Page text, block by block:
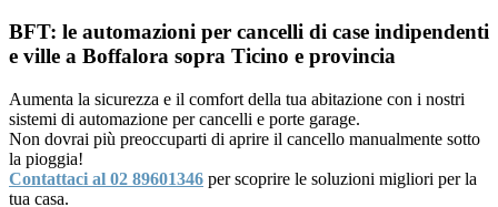
BFT: le automazioni per cancelli di case indipendenti
e ville a Boffalora sopra Ticino e provincia
Aumenta la sicurezza e il comfort della tua abitazione con i nostri
sistemi di automazione per cancelli e porte garage.
Non dovrai più preoccuparti di aprire il cancello manualmente sotto
la pioggia!
Contattaci al 02 89601346 per scoprire le soluzioni migliori per la
tua casa.